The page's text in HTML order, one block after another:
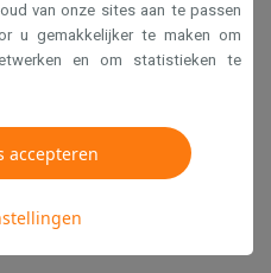
- Industriezone 4 "T Sas",
België
van onze sites aan te passen
u gemakkelijker te maken om
en om statistieken te
accepteren